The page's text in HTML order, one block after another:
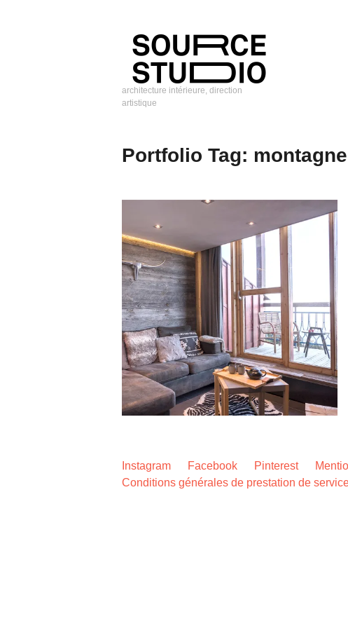
content
Source
architecture intérieure, direction
artistique
Portfolio Tag: montagne
Instagram Facebook Pinterest
Conditions générales de prestation de